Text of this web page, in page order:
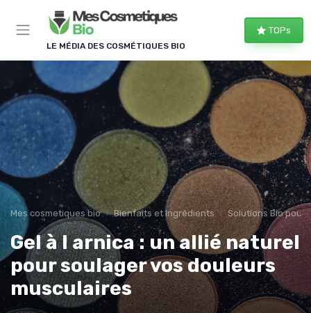
LE MÉDIA DES COSMÉTIQUES BIO
TOPs
Mes cosmetiques bio Bienfaits et Ingrédients Solutions Bio pour
Gel à l arnica : un allié naturel
pour soulager vos douleurs
musculaires
Panneau de gestion des cookies